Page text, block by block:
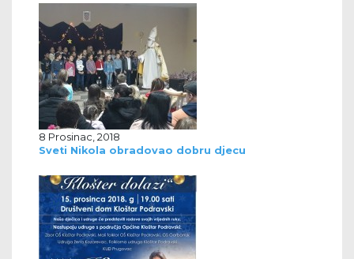
8 Prosinac, 2018
Sveti Nikola obradovao dobru djecu